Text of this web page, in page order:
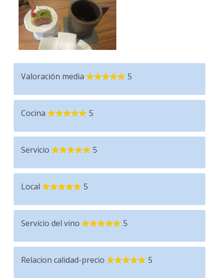
Valoración media 5
Cocina 5
Servicio 5
Local 5
Servicio del vino 5
Relacion calidad-precio 5